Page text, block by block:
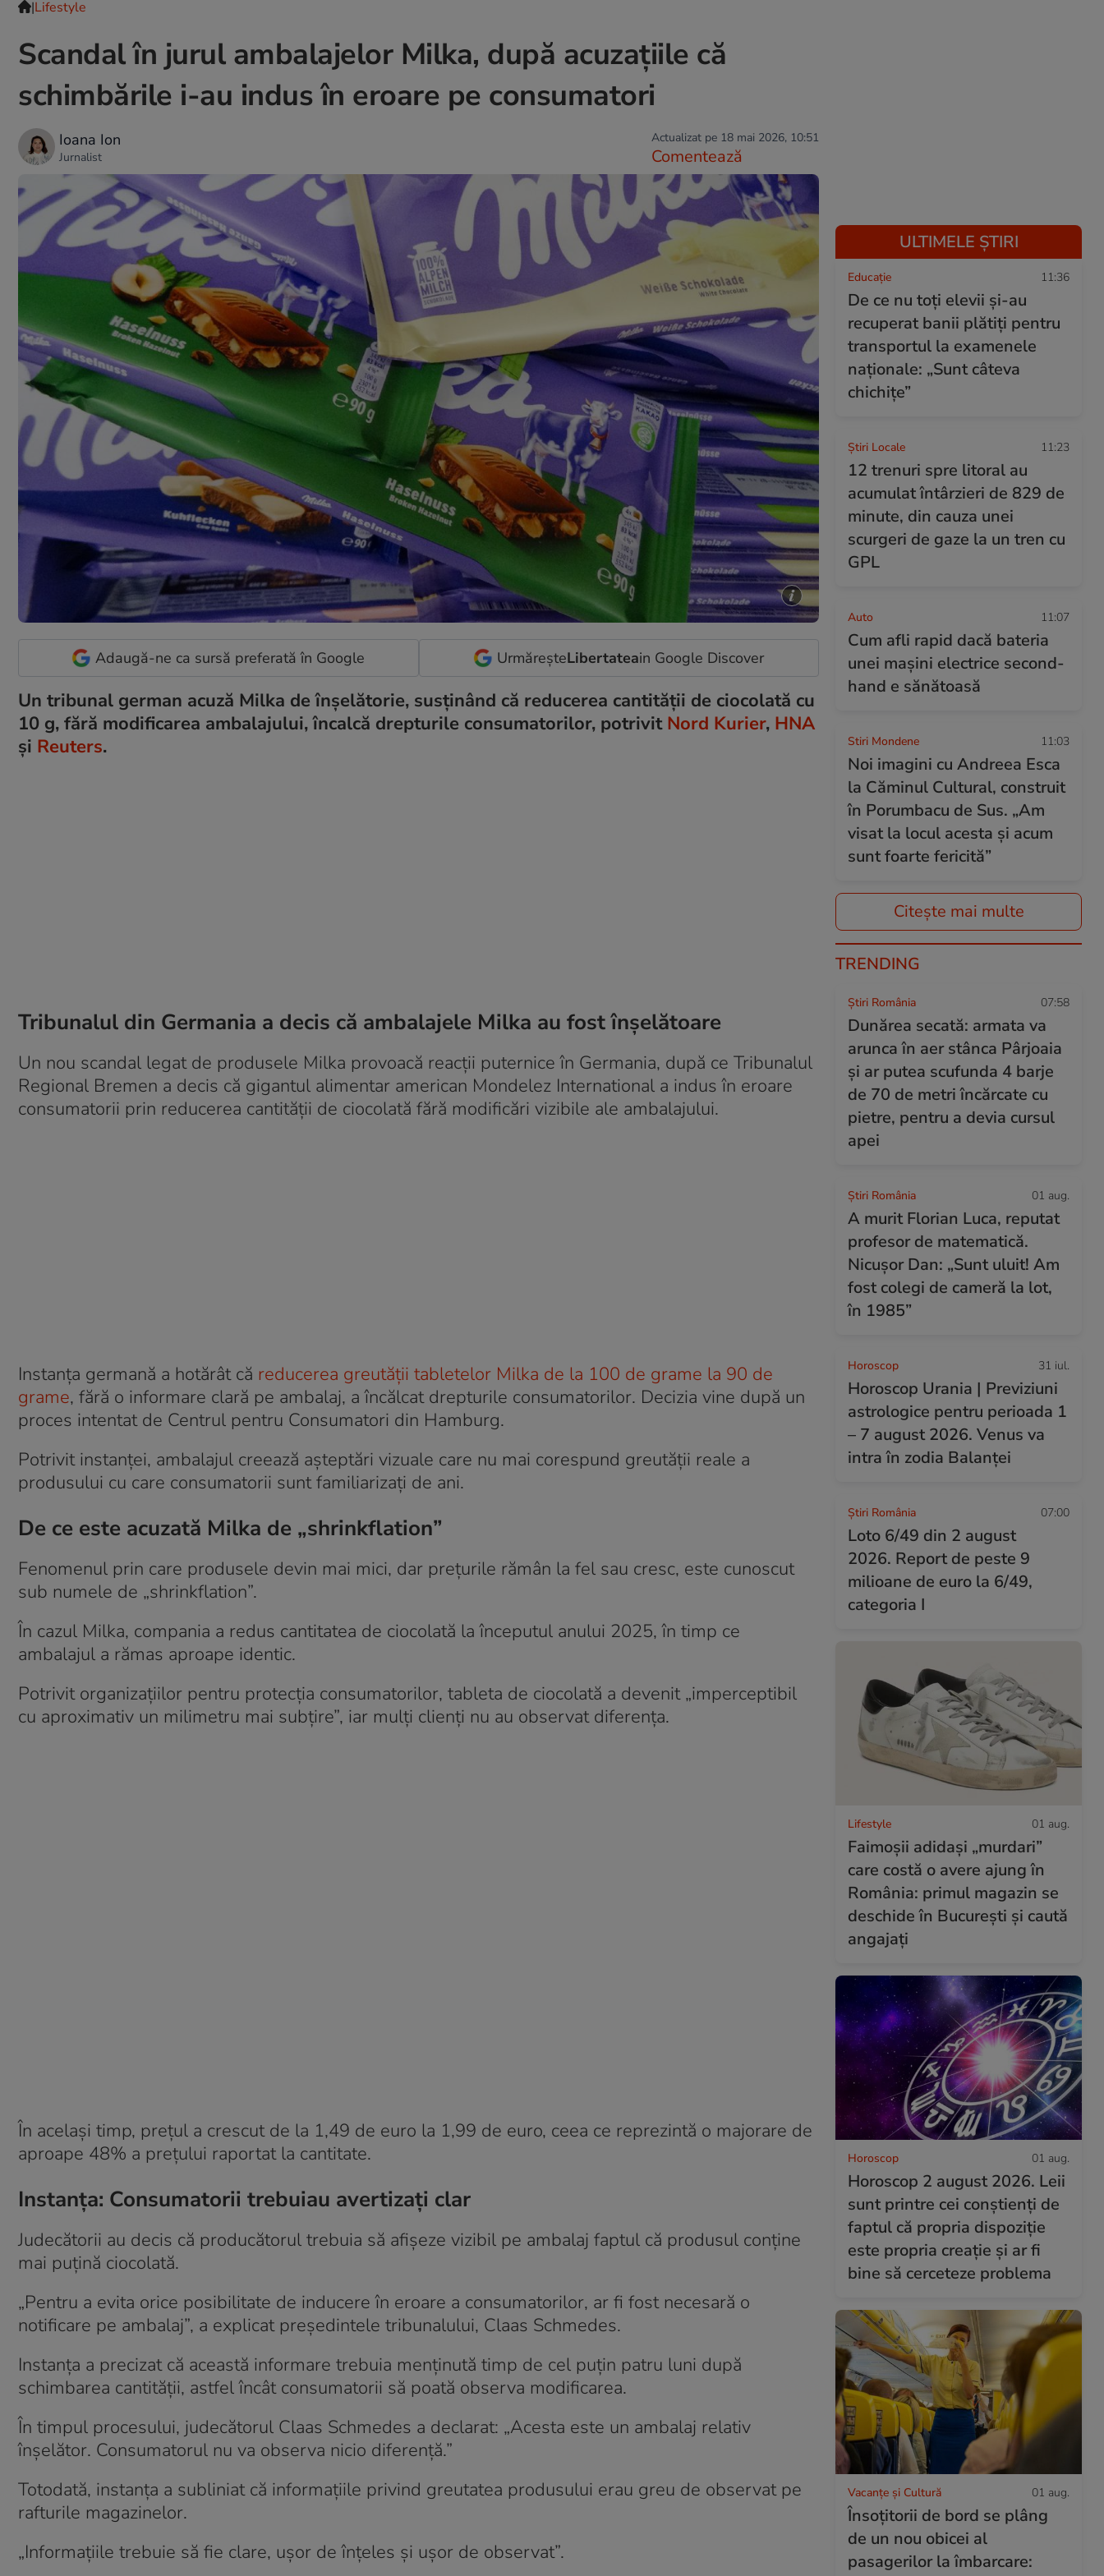
|Lifestyle
Scandal în jurul ambalajelor Milka, după acuzațiile că
schimbările i-au indus în eroare pe consumatori
Ioana Ion
Jurnalist
Actualizat pe 18 mai 2026, 10:51
Comentează
Adaugă-ne ca sursă preferată în Google UrmăreșteLibertateain Google Discover
Un tribunal german acuză Milka de înșelătorie, susținând că reducerea cantității de ciocolată cu
10 g, fără modificarea ambalajului, încalcă drepturile consumatorilor, potrivit Nord Kurier, HNA
și Reuters.
Tribunalul din Germania a decis că ambalajele Milka au fost înșelătoare
Un nou scandal legat de produsele Milka provoacă reacții puternice în Germania, după ce Tribunalul
Regional Bremen a decis că gigantul alimentar american Mondelez International a indus în eroare
consumatorii prin reducerea cantității de ciocolată fără modificări vizibile ale ambalajului.
Instanța germană a hotărât că reducerea greutății tabletelor Milka de la 100 de grame la 90 de
grame, fără o informare clară pe ambalaj, a încălcat drepturile consumatorilor. Decizia vine după un
proces intentat de Centrul pentru Consumatori din Hamburg.
Potrivit instanței, ambalajul creează așteptări vizuale care nu mai corespund greutății reale a
produsului cu care consumatorii sunt familiarizați de ani.
De ce este acuzată Milka de „shrinkflation”
Fenomenul prin care produsele devin mai mici, dar prețurile rămân la fel sau cresc, este cunoscut
sub numele de „shrinkflation”.
În cazul Milka, compania a redus cantitatea de ciocolată la începutul anului 2025, în timp ce
ambalajul a rămas aproape identic.
Potrivit organizațiilor pentru protecția consumatorilor, tableta de ciocolată a devenit „imperceptibil
cu aproximativ un milimetru mai subțire”, iar mulți clienți nu au observat diferența.
În același timp, prețul a crescut de la 1,49 de euro la 1,99 de euro, ceea ce reprezintă o majorare de
aproape 48% a prețului raportat la cantitate.
Instanța: Consumatorii trebuiau avertizați clar
Judecătorii au decis că producătorul trebuia să afișeze vizibil pe ambalaj faptul că produsul conține
mai puțină ciocolată.
„Pentru a evita orice posibilitate de inducere în eroare a consumatorilor, ar fi fost necesară o
notificare pe ambalaj”, a explicat președintele tribunalului, Claas Schmedes.
Instanța a precizat că această informare trebuia menținută timp de cel puțin patru luni după
schimbarea cantității, astfel încât consumatorii să poată observa modificarea.
În timpul procesului, judecătorul Claas Schmedes a declarat: „Acesta este un ambalaj relativ
înșelător. Consumatorul nu va observa nicio diferență.”
Totodată, instanța a subliniat că informațiile privind greutatea produsului erau greu de observat pe
rafturile magazinelor.
„Informațiile trebuie să fie clare, ușor de înțeles și ușor de observat”.
ULTIMELE ȘTIRI
Educație 11:36
De ce nu toți elevii și-au
recuperat banii plătiți pentru
transportul la examenele
naționale: „Sunt câteva
chichițe”
Știri Locale 11:23
12 trenuri spre litoral au
acumulat întârzieri de 829 de
minute, din cauza unei
scurgeri de gaze la un tren cu
GPL
Auto 11:07
Cum afli rapid dacă bateria
unei mașini electrice second-
hand e sănătoasă
Stiri Mondene 11:03
Noi imagini cu Andreea Esca
la Căminul Cultural, construit
în Porumbacu de Sus. „Am
visat la locul acesta și acum
sunt foarte fericită”
Citește mai multe
TRENDING
Știri România 07:58
Dunărea secată: armata va
arunca în aer stânca Pârjoaia
și ar putea scufunda 4 barje
de 70 de metri încărcate cu
pietre, pentru a devia cursul
apei
Știri România 01 aug.
A murit Florian Luca, reputat
profesor de matematică.
Nicușor Dan: „Sunt uluit! Am
fost colegi de cameră la lot,
în 1985”
Horoscop 31 iul.
Horoscop Urania | Previziuni
astrologice pentru perioada 1
– 7 august 2026. Venus va
intra în zodia Balanței
Știri România 07:00
Loto 6/49 din 2 august
2026. Report de peste 9
milioane de euro la 6/49,
categoria I
Lifestyle 01 aug.
Faimoșii adidași „murdari”
care costă o avere ajung în
România: primul magazin se
deschide în București și caută
angajați
Horoscop 01 aug.
Horoscop 2 august 2026. Leii
sunt printre cei conștienți de
faptul că propria dispoziție
este propria creație și ar fi
bine să cerceteze problema
Vacanțe și Cultură 01 aug.
Însoțitorii de bord se plâng
de un nou obicei al
pasagerilor la îmbarcare: